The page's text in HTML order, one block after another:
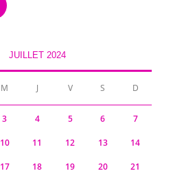
JUILLET 2024
M J V S D
3 4 5 6 7
10 11 12 13 14
17 18 19 20 21